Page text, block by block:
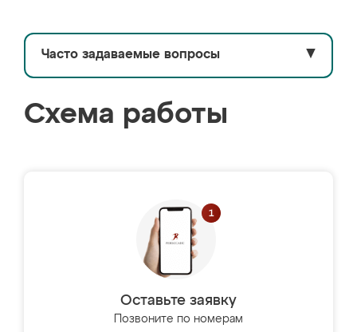
Часто задаваемые вопросы ▼
Схема работы
Оставьте заявку
Позвоните по номерам